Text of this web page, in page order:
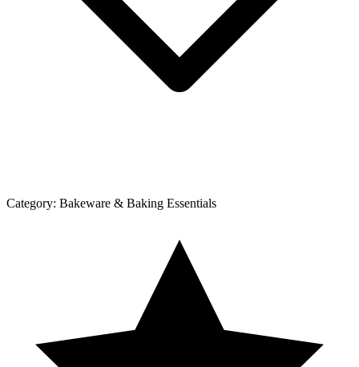
Category: Bakeware & Baking Essentials